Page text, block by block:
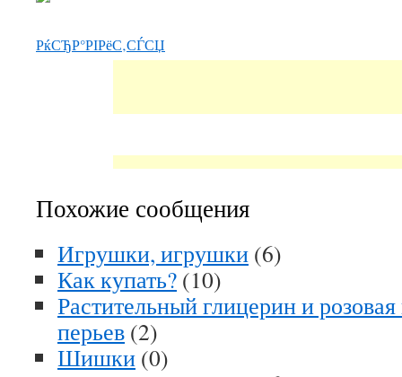
РќСЂР°РІРёС‚СЃСЏ
Похожие сообщения
Игрушки, игрушки (6)
Как купать? (10)
Растительный глицерин и
перьев (2)
Шишки (0)